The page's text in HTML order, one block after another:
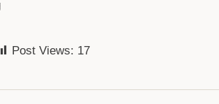
Post Views: 17